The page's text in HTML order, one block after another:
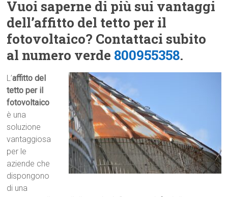
Vuoi saperne di più sui vantaggi
dell’affitto del tetto per il
fotovoltaico? Contattaci subito
al numero verde 800955358.
L’affitto del
tetto per il
fotovoltaico
è una
soluzione
vantaggiosa
per le
aziende che
dispongono
di una